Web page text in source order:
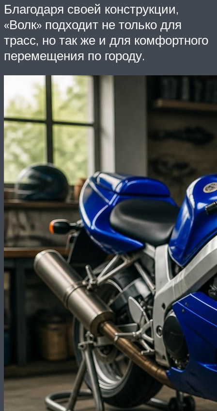
Благодаря своей конструкции,
«Волк» подходит не только для
трасс, но так же и для комфортного
перемещения по городу.